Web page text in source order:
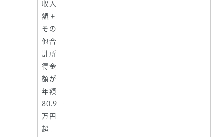
収入
額＋
その
他合
計所
得金
額が
年額
80.9
万円
超